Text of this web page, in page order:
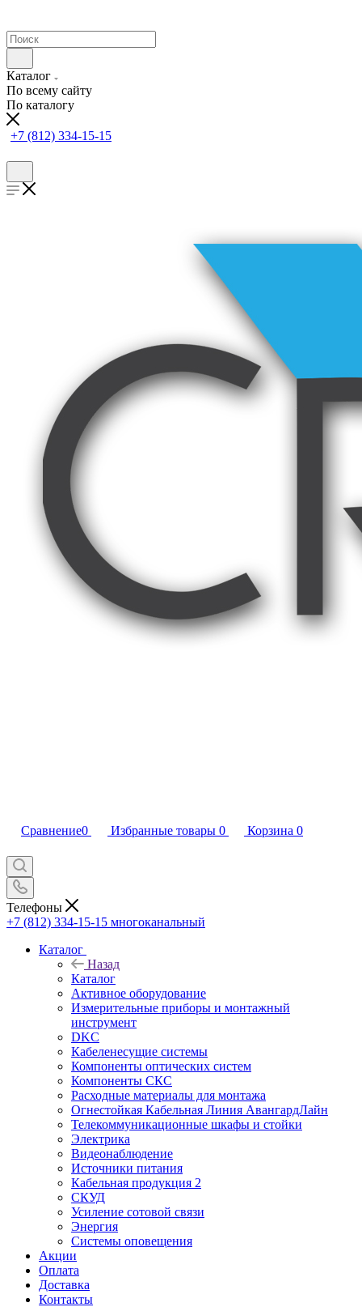
Каталог
По всему сайту
По каталогу
+7 (812) 334-15-15
Сравнение0 Избранные товары 0 Корзина 0
Телефоны
+7 (812) 334-15-15 многоканальный
Каталог
Назад
Каталог
Активное оборудование
Измерительные приборы и монтажный
инструмент
DKC
Кабеленесущие системы
Компоненты оптических систем
Компоненты СКС
Расходные материалы для монтажа
Огнестойкая Кабельная Линия АвангардЛайн
Телекоммуникационные шкафы и стойки
Электрика
Видеонаблюдение
Источники питания
Кабельная продукция 2
СКУД
Усиление сотовой связи
Энергия
Системы оповещения
Акции
Оплата
Доставка
Контакты